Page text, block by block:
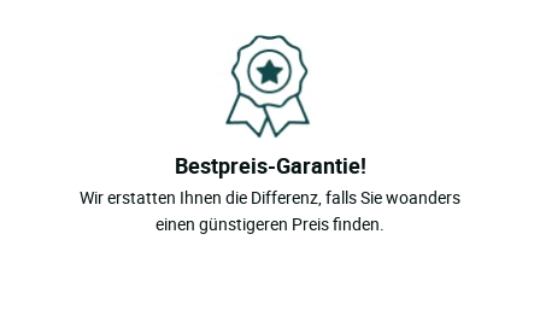
Bestpreis-Garantie!
Wir erstatten Ihnen die Differenz, falls Sie woanders
einen günstigeren Preis finden.